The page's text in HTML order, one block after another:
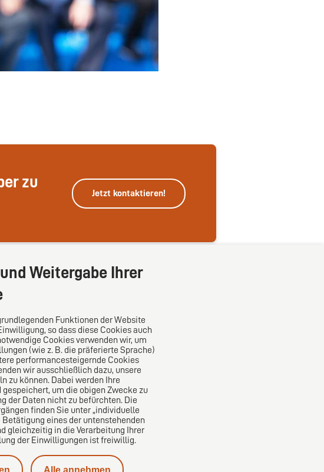
zu
Jetzt kontaktieren!
Das europäische Kanzlei-Netzwerk
Weitergabe Ihrer
Funktionen der Website
so dass diese Cookies auch
Cookies verwenden wir, um
(wie z. B. die präferierte Sprache)
performancesteigernde Cookies
wir ausschließlich dazu, unsere
zu können. Dabei werden Ihre
um die obigen Zwecke zu
der Daten nicht zu befürchten. Die
finden Sie unter „individuelle
eines der untenstehenden
gleichzeitig in die Verarbeitung Ihrer
der Einwilligungen ist freiwillig.